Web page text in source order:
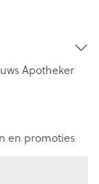
Apotheker
en promoties